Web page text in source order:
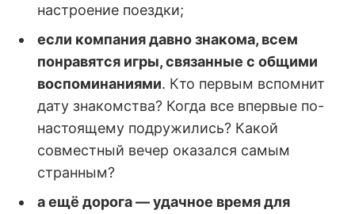
настроение поездки;
если компания давно знакома, всем
понравятся игры, связанные с общими
воспоминаниями. Кто первым вспомнит
дату знакомства? Когда все впервые по-
настоящему подружились? Какой
совместный вечер оказался самым
странным?
а ещё дорога — удачное время для